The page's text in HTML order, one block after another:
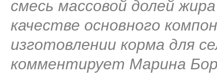
смесь массовой долей
качестве основного
изготовлении корма для
комментирует Марина